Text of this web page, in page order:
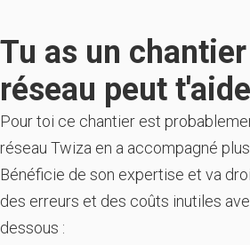
Tu as un
réseau peut
Pour toi ce chantier est
réseau Twiza en a accompagné
Bénéficie de son expertise et va
des erreurs et des coûts inutiles
dessous :